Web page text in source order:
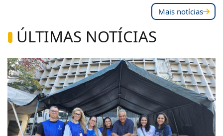
Mais notícias
ÚLTIMAS NOTÍCIAS